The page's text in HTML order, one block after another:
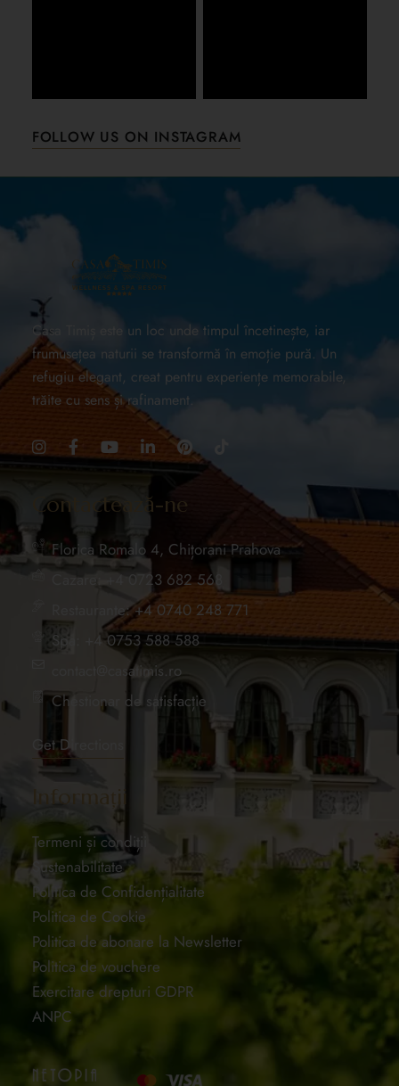
FOLLOW US ON INSTAGRAM
Casa Timiș este un loc unde timpul încetinește, iar
frumusețea naturii se transformă în emoție pură. Un
refugiu elegant, creat pentru experiențe memorabile,
trăite cu sens și rafinament.
Contactează-ne
Florica Romalo 4, Chițorani Prahova
Cazare: +4 0723 682 568
Restaurante: +4 0740 248 771
Spa: +4 0753 588 588
contact@casatimis.ro
Chestionar de satisfacție
Get Directions
Termeni și condiții
Sustenabilitate
Politica de Confidențialitate
Politica de Cookie
Politica de abonare la Newsletter
Politica de vouchere
Exercitare drepturi GDPR
ANPC